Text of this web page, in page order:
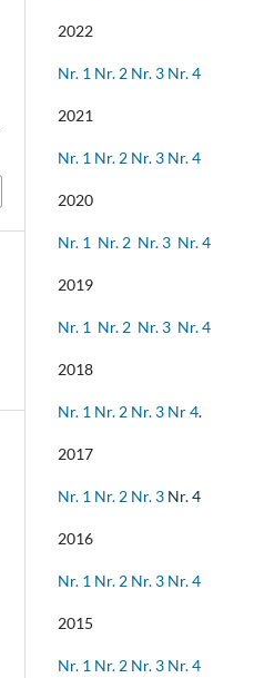
2022
Nr. 1 Nr. 2 Nr. 3 Nr. 4
2021
Nr. 1 Nr. 2 Nr. 3 Nr. 4
2020
Nr. 1 Nr. 2 Nr. 3 Nr. 4
2019
Nr. 1 Nr. 2 Nr. 3 Nr. 4
2018
Nr. 1 Nr. 2 Nr. 3 Nr 4.
2017
Nr. 1 Nr. 2 Nr. 3 Nr. 4
2016
Nr. 1 Nr. 2 Nr. 3 Nr. 4
2015
Nr. 1 Nr. 2 Nr. 3 Nr. 4